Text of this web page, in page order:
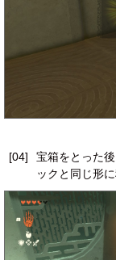
[04]
宝箱をとった
ックと同じ形